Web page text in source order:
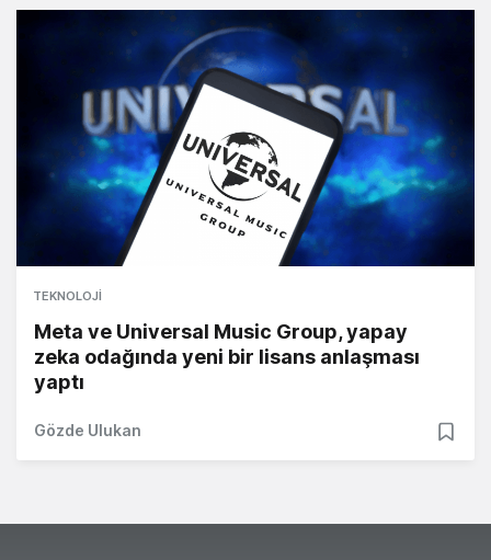
TEKNOLOJI
Meta ve Universal Music Group, yapay
zeka odağında yeni bir lisans anlaşması
yaptı
Gözde Ulukan